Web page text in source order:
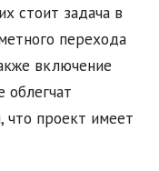
стоит задача в
перехода
включение
облегчат
что проект имеет